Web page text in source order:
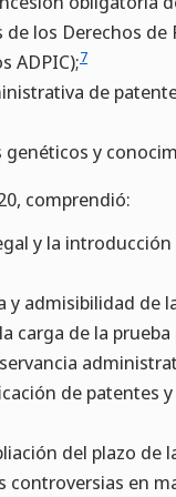
los Derechos
ADPIC);7
de
y
comprendió:
y la
admisibilidad de
carga de la
de patentes
del plazo de
en